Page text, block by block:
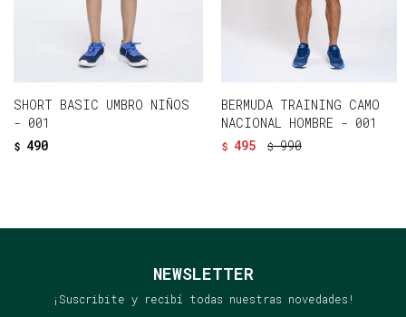
SHORT BASIC UMBRO NIÑOS
- 001
$ 490
BERMUDA TRAINING CAMO
NACIONAL HOMBRE - 001
$ 495 $ 990
NEWSLETTER
¡Suscribite y recibí todas nuestras novedades!